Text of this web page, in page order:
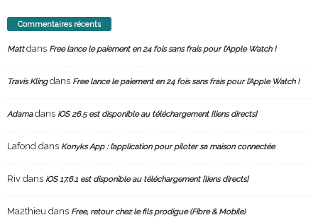
Commentaires récents
Mattdans Free lance le paiement en 24 fois sans frais pour l’Apple Watch !
Travis Klingdans Free lance le paiement en 24 fois sans frais pour l’Apple Watch !
Adamadans iOS 26.5 est disponible au téléchargement [liens directs]
Lafond dans Konyks App : l’application pour piloter sa maison connectée
Riv dans iOS 17.6.1 est disponible au téléchargement [liens directs]
Ma2thieu dans Free, retour chez le fils prodigue (Fibre & Mobile)